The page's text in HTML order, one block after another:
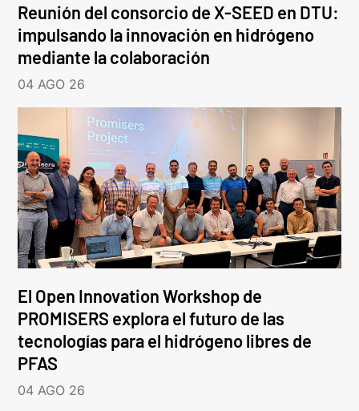
Reunión del consorcio de X-SEED en DTU:
impulsando la innovación en hidrógeno
mediante la colaboración
04 AGO 26
El Open Innovation Workshop de
PROMISERS explora el futuro de las
tecnologías para el hidrógeno libres de
PFAS
04 AGO 26